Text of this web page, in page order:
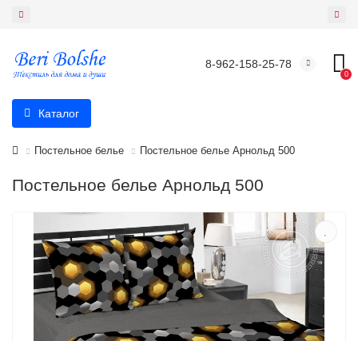
8-962-158-25-78
0
Каталог
Постельное белье Постельное белье Арнольд 500
Постельное белье Арнольд 500